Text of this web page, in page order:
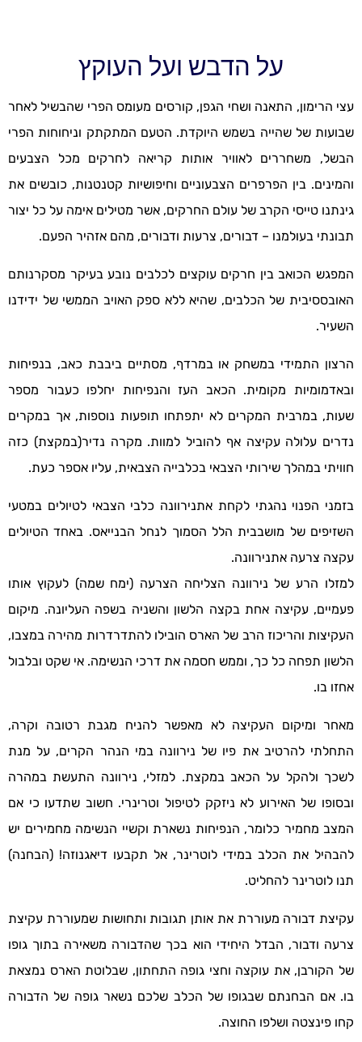
על הדבש ועל העוקץ
עצי הרימון, התאנה ושחי הגפן, קורסים מעומס הפרי שהבשיל לאחר
שבועות של שהייה בשמש היוקדת. הטעם המתקתק וניחוחות הפרי
הבשל, משחררים לאוויר אותות קריאה לחרקים מכל הצבעים
והמינים. בין הפרפרים הצבעוניים וחיפושיות קטנטנות, כובשים את
גינתנו טייסי הקרב של עולם החרקים, אשר מטילים אימה על כל יצור
תבונתי בעולמנו – דבורים, צרעות ודבורים, מהם אזהיר הפעם.
המפגש הכואב בין חרקים עוקצים לכלבים נובע בעיקר מסקרנותם
האובססיבית של הכלבים, שהיא ללא ספק האויב הממשי של ידידנו
השעיר.
הרצון התמידי במשחק או במרדף, מסתיים ביבבת כאב, בנפיחות
ובאדמומיות מקומית. הכאב העז והנפיחות יחלפו כעבור מספר
שעות, במרבית המקרים לא יתפתחו תופעות נוספות, אך במקרים
נדרים עלולה עקיצה אף להוביל למוות. מקרה נדיר(במקצת) כזה
חוויתי במהלך שירותי הצבאי בכלבייה הצבאית, עליו אספר כעת.
בזמני הפנוי נהגתי לקחת אתנירוונה כלבי הצבאי לטיולים במטעי
השזיפים של מושבבית הלל הסמוך לנחל הבנייאס. באחד הטיולים
עקצה צרעה אתנירוונה.
למזלו הרע של נירוונה הצליחה הצרעה (ימח שמה) לעקוץ אותו
פעמיים, עקיצה אחת בקצה הלשון והשניה בשפה העליונה. מיקום
העקיצות והריכוז הרב של הארס הובילו להתדרדרות מהירה במצבו,
הלשון תפחה כל כך, וממש חסמה את דרכי הנשימה. אי שקט ובלבול
אחזו בו.
מאחר ומיקום העקיצה לא מאפשר להניח מגבת רטובה וקרה,
התחלתי להרטיב את פיו של נירוונה במי הנהר הקרים, על מנת
לשכך ולהקל על הכאב במקצת. למזלי, נירוונה התעשת במהרה
ובסופו של האירוע לא ניזקק לטיפול וטרינרי. חשוב שתדעו כי אם
המצב מחמיר כלומר, הנפיחות נשארת וקשיי הנשימה מחמירים יש
להבהיל את הכלב במידי לוטרינר, אל תקבעו דיאגנוזה! (הבחנה)
תנו לוטרינר להחליט.
עקיצת דבורה מעוררת את אותן תגובות ותחושות שמעוררת עקיצת
צרעה ודבור, הבדל היחידי הוא בכך שהדבורה משאירה בתוך גופו
של הקורבן, את עוקצה וחצי גופה התחתון, שבלוטת הארס נמצאת
בו. אם הבחנתם שבגופו של הכלב שלכם נשאר גופה של הדבורה
קחו פינצטה ושלפו החוצה.